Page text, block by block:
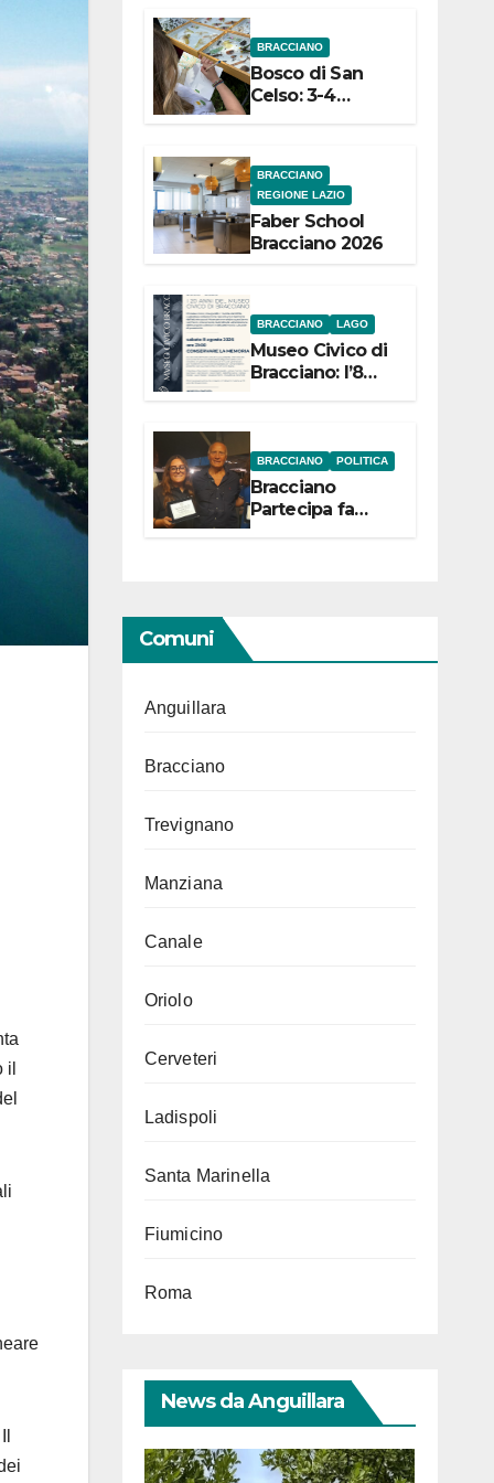
il
dell’Etruria
Meridionale
BRACCIANO
Bosco di San
Celso: 3-4
settembre
Festival “Storie
in cielo e in
terra”
BRACCIANO
REGIONE LAZIO
Faber School
Bracciano 2026
BRACCIANO LAGO
Museo Civico di
Bracciano: l’8
“Conservare la
memoria”
BRACCIANO POLITICA
Bracciano
Partecipa fa
centro con due
Comuni
Anguillara
Bracciano
Trevignano
Manziana
Canale
Oriolo
Cerveteri
Ladispoli
Santa Marinella
Fiumicino
Roma
News da Anguillara